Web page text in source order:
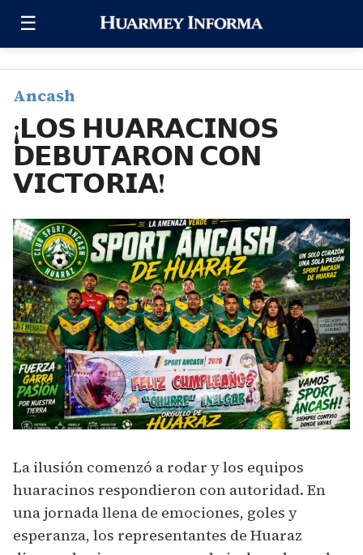
☰
Ancash
¡𝗟𝗢𝗦 𝗛𝗨𝗔𝗥𝗔𝗖𝗜𝗡𝗢𝗦
𝗗𝗘𝗕𝗨𝗧𝗔𝗥𝗢𝗡 𝗖𝗢𝗡
𝗩𝗜𝗖𝗧𝗢𝗥𝗜𝗔!
La ilusión comenzó a rodar y los equipos
huaracinos respondieron con autoridad. En
una jornada llena de emociones, goles y
esperanza, los representantes de Huaraz